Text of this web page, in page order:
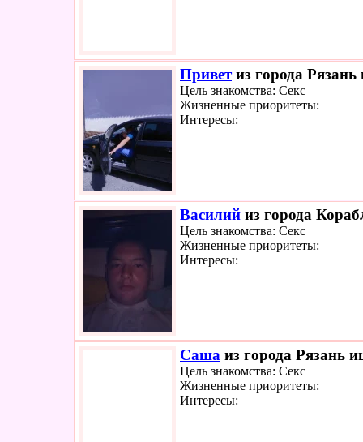
Приветиз города Рязань
Цель знакомства: Секс
Жизненные приоритеты:
Интересы:
Василий из города
Цель знакомства: Секс
Жизненные приоритеты:
Интересы:
Саша из города Рязань
Цель знакомства: Секс
Жизненные приоритеты:
Интересы: